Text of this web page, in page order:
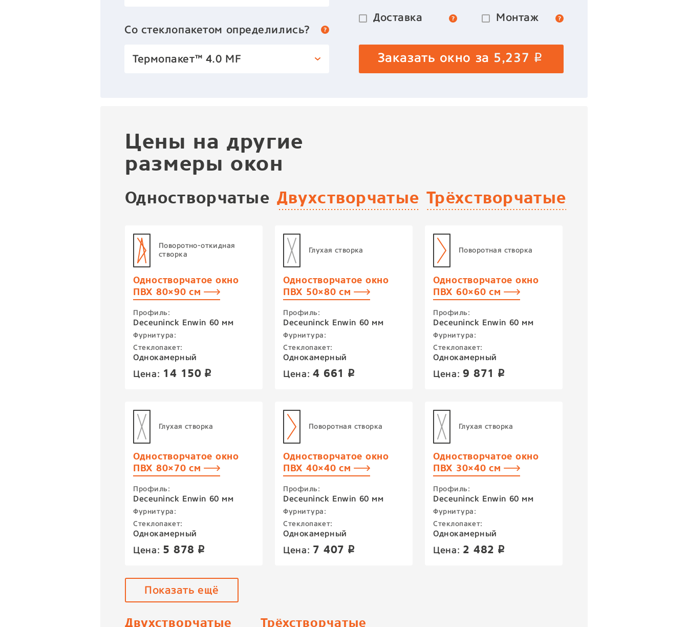
Со стеклопакетом определились?
Термопакет™ 4.0 MF
Доставка Монтаж
Заказать окно за 5,237 p
Цены на другие
размеры окон
Одностворчатые Двухстворчатые Трёхстворчатые
Поворотно-откидная
створка
Одностворчатое окно
ПВХ 80×90 см
Профиль:
Deceuninck Enwin 60 мм
Фурнитура:
Стеклопакет:
Однокамерный
Цена: 14 150 p
Глухая створка
Одностворчатое окно
ПВХ 50×80 см
Профиль:
Deceuninck Enwin 60 мм
Фурнитура:
Стеклопакет:
Однокамерный
Цена:4 661 p
Поворотная створка
Одностворчатое окно
ПВХ 60×60 см
Профиль:
Deceuninck Enwin 60 мм
Фурнитура:
Стеклопакет:
Однокамерный
Цена:9 871 p
Глухая створка
Одностворчатое окно
ПВХ 80×70 см
Профиль:
Deceuninck Enwin 60 мм
Фурнитура:
Стеклопакет:
Однокамерный
Цена: 5 878 p
Поворотная створка
Одностворчатое окно
ПВХ 40×40 см
Профиль:
Deceuninck Enwin 60 мм
Фурнитура:
Стеклопакет:
Однокамерный
Цена: 7 407 p
Глухая створка
Одностворчатое окно
ПВХ 30×40 см
Профиль:
Deceuninck Enwin 60 мм
Фурнитура:
Стеклопакет:
Однокамерный
Цена: 2 482 p
Показать ещё
Двухстворчатые Трёхстворчатые